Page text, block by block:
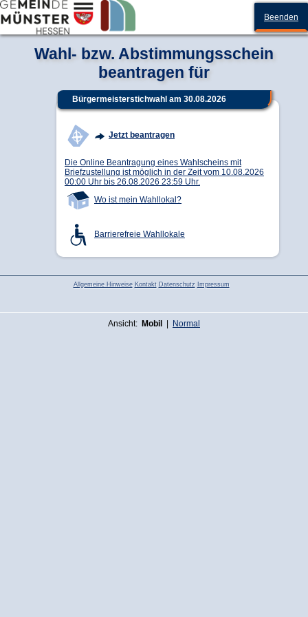
Beenden
Wahl- bzw. Abstimmungsschein
beantragen für
Bürgermeisterstichwahl am 30.08.2026
Jetzt beantragen
Die Online Beantragung eines Wahlscheins mit
Briefzustellung ist möglich in der Zeit vom 10.08.2026
00:00 Uhr bis 26.08.2026 23:59 Uhr.
Wo ist mein Wahllokal?
Barrierefreie Wahllokale
Allgemeine Hinweise Kontakt Datenschutz Impressum
Ansicht: Mobil Normal